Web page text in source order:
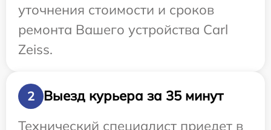
уточнения стоимости и сроков
ремонта Вашего устройства Carl
Zeiss.
2
Выезд курьера за 35 минут
Технический специалист приедет в